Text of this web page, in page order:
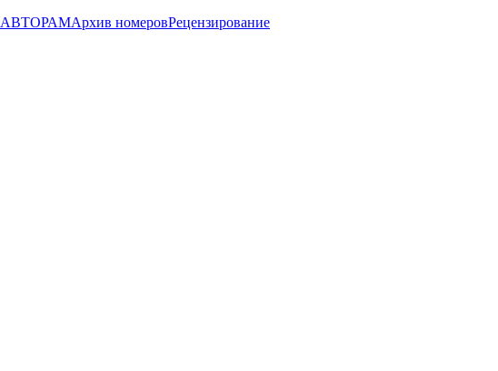
АВТОРАМАрхив номеровРецензирование